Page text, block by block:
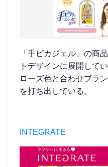
「手ピカジェル」の商
トデザインに展開してい
ローズ色と合わせブラ
を打ち出している。
INTEGRATE